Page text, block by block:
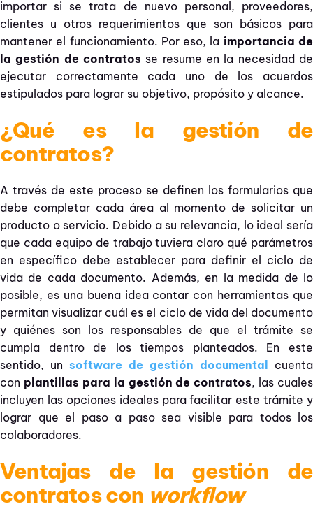
importar si se trata de nuevo personal, proveedores,
clientes u otros requerimientos que son básicos para
mantener el funcionamiento. Por eso, la importancia de
la gestión de contratos se resume en la necesidad de
ejecutar correctamente cada uno de los acuerdos
estipulados para lograr su objetivo, propósito y alcance.
¿Qué es la gestión de
contratos?
A través de este proceso se definen los formularios que
debe completar cada área al momento de solicitar un
producto o servicio. Debido a su relevancia, lo ideal sería
que cada equipo de trabajo tuviera claro qué parámetros
en específico debe establecer para definir el ciclo de
vida de cada documento. Además, en la medida de lo
posible, es una buena idea contar con herramientas que
permitan visualizar cuál es el ciclo de vida del documento
y quiénes son los responsables de que el trámite se
cumpla dentro de los tiempos planteados. En este
sentido, un software de gestión documental cuenta
con plantillas para la gestión de contratos, las cuales
incluyen las opciones ideales para facilitar este trámite y
lograr que el paso a paso sea visible para todos los
colaboradores.
Ventajas de la gestión de
contratos con workflow